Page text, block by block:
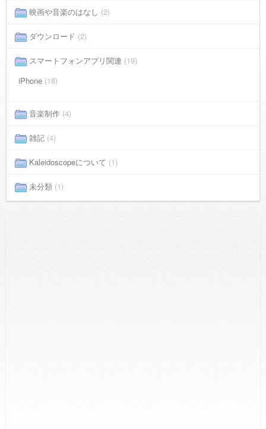
映画や音楽のはなし (2)
ダウンロード (2)
スマートフォンアプリ関連 (19)
iPhone (18)
音楽制作 (4)
雑記 (4)
Kaleidoscopeについて (1)
未分類 (1)